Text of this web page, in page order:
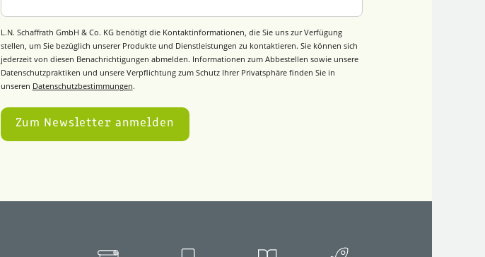
L.N. Schaffrath GmbH & Co. KG benötigt die Kontaktinformationen, die Sie uns zur Verfügung
stellen, um Sie bezüglich unserer Produkte und Dienstleistungen zu kontaktieren. Sie können sich
jederzeit von diesen Benachrichtigungen abmelden. Informationen zum Abbestellen sowie unsere
Datenschutzpraktiken und unsere Verpflichtung zum Schutz Ihrer Privatsphäre finden Sie in
unseren Datenschutzbestimmungen.